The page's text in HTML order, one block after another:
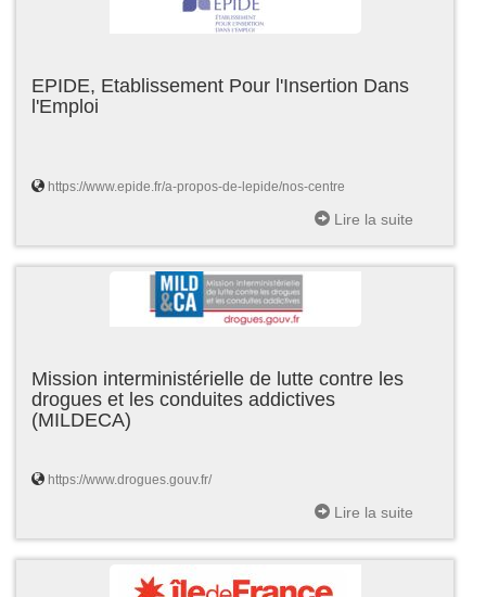
EPIDE, Etablissement Pour l'Insertion Dans
l'Emploi
https://www.epide.fr/a-propos-de-lepide/nos-centre
Lire la suite
Mission interministérielle de lutte contre les
drogues et les conduites addictives
(MILDECA)
https://www.drogues.gouv.fr/
Lire la suite